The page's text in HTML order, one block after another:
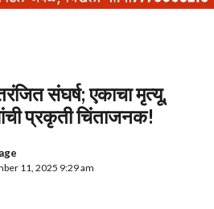
संघर्ष; एकाचा मृत्यू,
प्रकृती चिंताजनक!
11, 2025 9:29 am